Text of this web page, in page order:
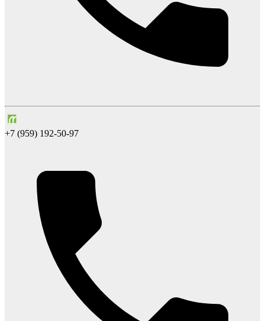
+7 (959) 192-50-97